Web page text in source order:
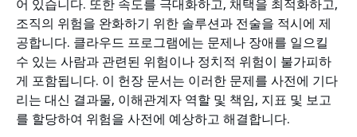
어 있습니다. 또한 속도를 극대화하고, 채택을 최적화하고,
조직의 위험을 완화하기 위한 솔루션과 전술을 적시에 제
공합니다. 클라우드 프로그램에는 문제나 장애를 일으킬
수 있는 사람과 관련된 위험이나 정치적 위험이 불가피하
게 포함됩니다. 이 헌장 문서는 이러한 문제를 사전에 기다
리는 대신 결과물, 이해관계자 역할 및 책임, 지표 및 보고
를 할당하여 위험을 사전에 예상하고 해결합니다.